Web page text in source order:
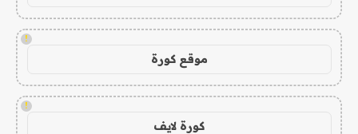
!
موقع كورة
!
كورة لايف